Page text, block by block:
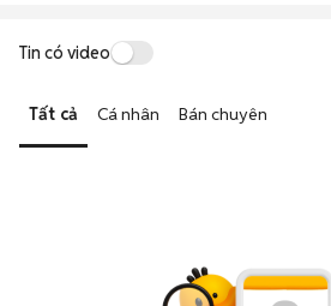
Tin có video
Tất cả Cá nhân Bán chuyên